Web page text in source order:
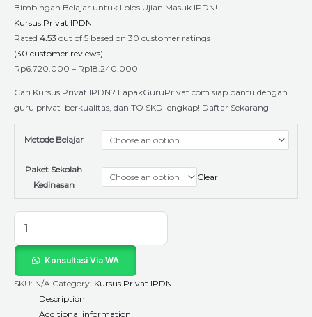
Bimbingan Belajar untuk Lolos Ujian Masuk IPDN!
Kursus Privat IPDN
Rated 4.53 out of 5 based on 30 customer ratings
(30 customer reviews)
Rp6.720.000 – Rp18.240.000
Cari Kursus Privat IPDN? LapakGuruPrivat.com siap bantu dengan
guru privat berkualitas, dan TO SKD lengkap! Daftar Sekarang
Metode Belajar
Paket Sekolah
Kedinasan
Clear
Konsultasi Via WA
SKU: N/A Category: Kursus Privat IPDN
Description
Additional information